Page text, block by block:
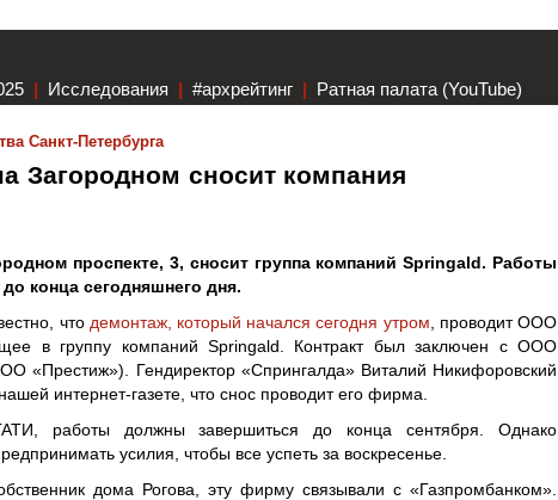
| Исследования | #архрейтинг | Ратная палата (YouTube)
Санкт-Петербурга
Загородном сносит компания
проспекте, 3, сносит группа компаний Springald. Работы
конца сегодняшнего дня.
что демонтаж, который начался сегодня утром , проводит ООО
в группу компаний Springald. Контракт был заключен с ООО
«Престиж»). Гендиректор «Спрингалда» Виталий Никифоровский
интернет-газете, что снос проводит его фирма.
работы должны завершиться до конца сентября. Однако
усилия, чтобы все успеть за воскресенье.
дома Рогова, эту фирму связывали с «Газпромбанком».